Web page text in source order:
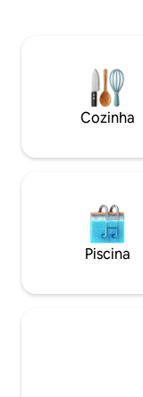
Cozinha
Piscina